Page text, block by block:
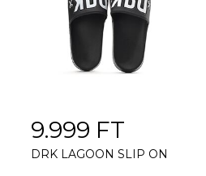
9.999 FT
DRK LAGOON SLIP ON